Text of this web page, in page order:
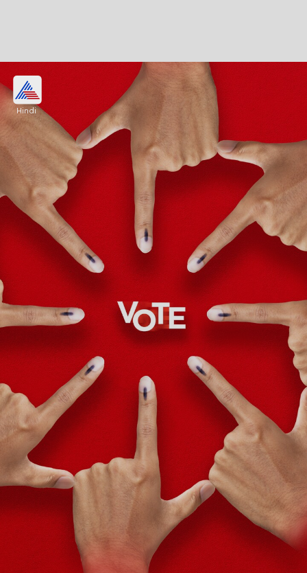
संजारी बालोद विधानसभा सीट पर कांग्रेस की लगातार
जीत
संजारी बालोद विधानसभा सीट पर पिछले दो विधानसभा चुनाव से
कांग्रेस की जीत हो रही है। आगे पढ़ें पिछले कुछ चुनावों के रोचक
आंकड़े...।
Image credits: Adobe Stock
Hindi